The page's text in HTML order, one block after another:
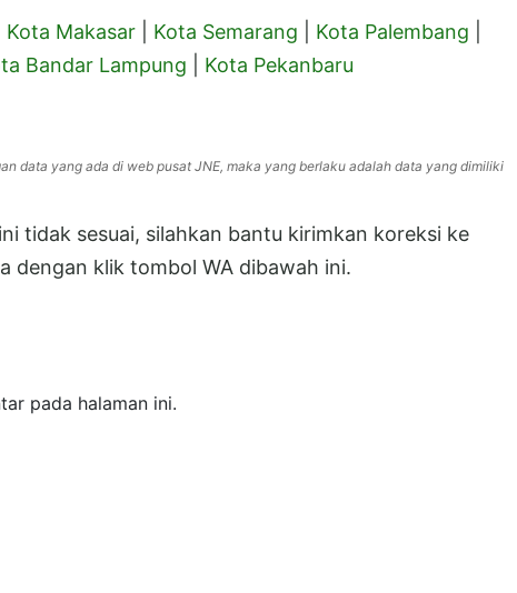
Kota Makasar Kota Semarang Kota Palembang
Bandar Lampung Kota Pekanbaru
data yang ada di web pusat JNE, maka yang berlaku adalah data yang dimiliki
tidak sesuai, silahkan bantu kirimkan koreksi ke
dengan klik tombol WA dibawah ini.
pada halaman ini.